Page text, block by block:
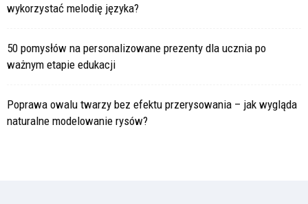
wykorzystać melodię języka?
50 pomysłów na personalizowane prezenty dla ucznia po
ważnym etapie edukacji
Poprawa owalu twarzy bez efektu przerysowania – jak wygląda
naturalne modelowanie rysów?